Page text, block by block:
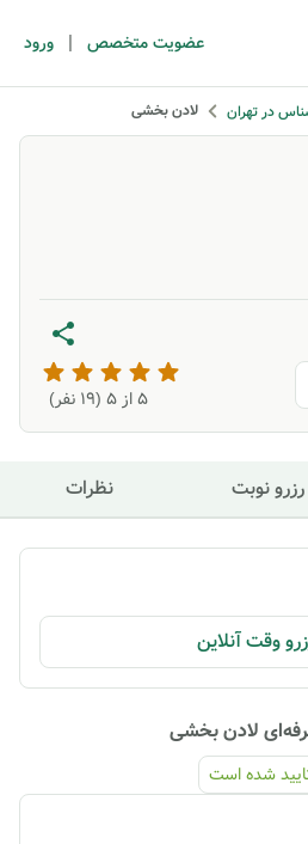
عضویت متخصص | ورود
در تهران لادن بخشی
5از ۵ ( 19 نفر)
رزرو نوبت نظرات
وقت آنلاین
لادن بخشی
شده ‌است